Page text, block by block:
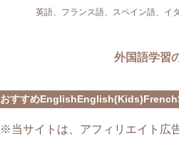
英語、フランス語、スペイン語、イ
外国語学習
おすすめEnglishEnglish(Kids)French
※当サイトは、アフィリエイト広